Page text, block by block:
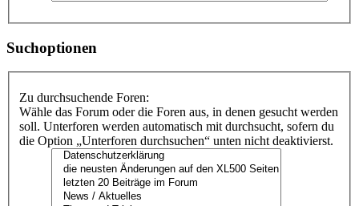
Suchoptionen
Zu durchsuchende Foren:
Wähle das Forum oder die Foren aus, in denen gesucht werden
soll. Unterforen werden automatisch mit durchsucht, sofern du
die Option „Unterforen durchsuchen“ unten nicht deaktivierst.